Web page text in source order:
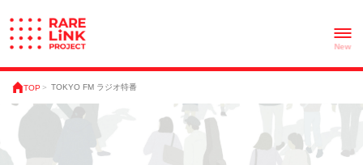
TOP TOKYO FM ラジオ特番